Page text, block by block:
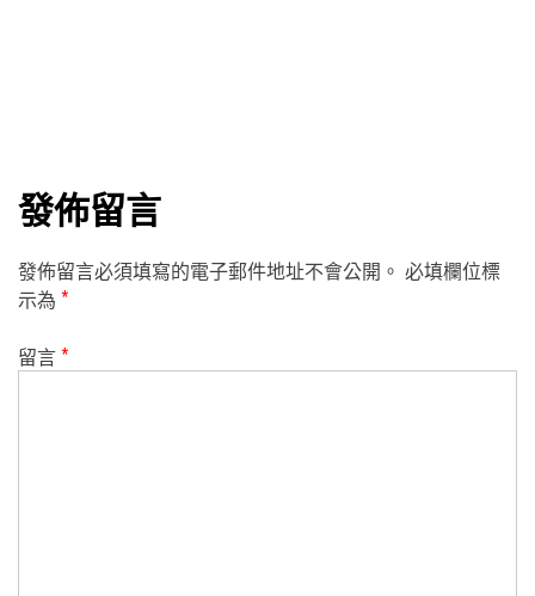
發佈留言
發佈留言必須填寫的電子郵件地址不會公開。 必填欄位標
示為 *
留言*